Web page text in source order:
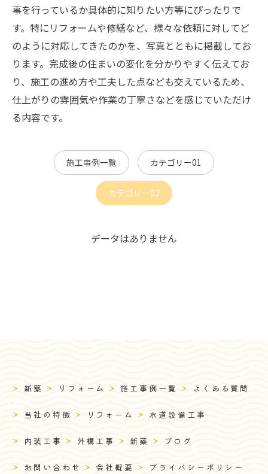
事を行っているか具体的に知りたい方等にぴったりで
す。特にリフォームや修繕など、様々な依頼に対してど
のように対応してきたのかを、写真とともに掲載してお
ります。完成後の住まいの変化を分かりやすく伝えてお
り、施工の進め方や工夫した点なども交えているため、
仕上がりの雰囲気や作業の丁寧さなどを感じていただけ
る内容です。
施工事例一覧 カテゴリー01
カテゴリー02
データはありません
新築 リフォーム 施工事例一覧 よくある質問
当社の特徴 リフォーム 水道設備工事
内装工事 外構工事 新築 ブログ
お問い合わせ 会社概要 プライバシーポリシー